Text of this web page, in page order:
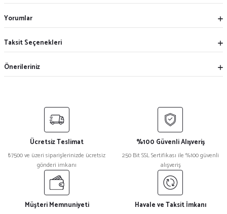
Yorumlar
Taksit Seçenekleri
Önerileriniz
Ücretsiz Teslimat
₺7500 ve üzeri siparişlerinizde ücretsiz
gönderi imkanı
%100 Güvenli Alışveriş
250 Bit SSL Sertifikası ile %100 güvenli
alışveriş
Müşteri Memnuniyeti Havale ve Taksit İmkanı